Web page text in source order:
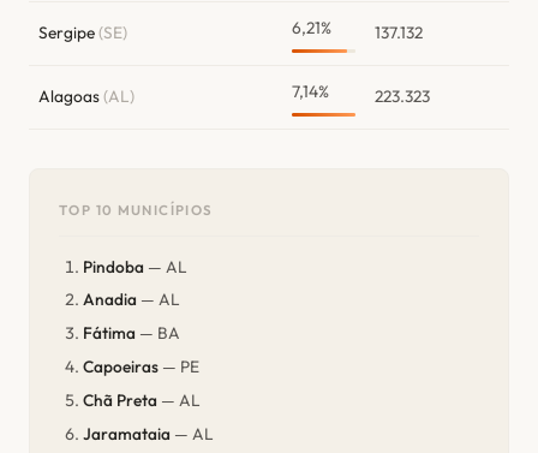
Sergipe(SE) 6,21% 137.132
Alagoas(AL) 7,14% 223.323
TOP 10 MUNICÍPIOS
Pindoba — AL
Anadia — AL
Fátima — BA
Capoeiras — PE
Chã Preta — AL
Jaramataia — AL